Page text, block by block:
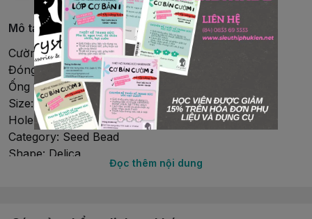
Mô tả chi tiết
Cườm Miyuki Delica
Đóng gói: Gói nhỏ 2Gr (~400 viên)
Ống 10Gr (~2000 viên)
Size: 11/0 (1.6mmx1.3mm)
Hole size: 0.8 mm
Category: Seed Bead
Shape: Delica
Đọc thêm nội dung